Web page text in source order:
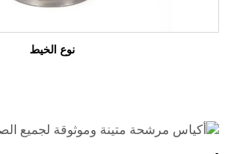
نوع الخيط